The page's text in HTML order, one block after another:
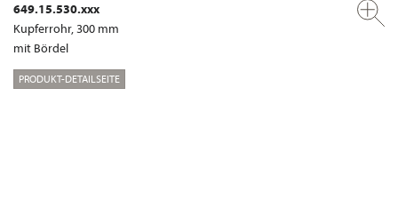
649.15.530.xxx
Kupferrohr, 300 mm
mit Bördel
PRODUKT-DETAILSEITE